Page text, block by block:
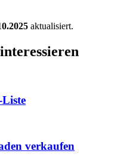
aktualisiert.
Liste
verkaufen